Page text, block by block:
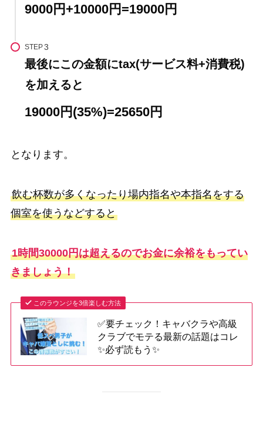
9000円+10000円=19000円
STEP
最後にこの金額にtax(サービス料+消費税)
を加えると
19000円(35%)=25650円
となります。
飲む杯数が多くなったり場内指名や本指名をする
個室を使うなどすると
1時間30000円は超えるのでお金に余裕をもってい
きましょう！
このラウンジを3倍楽しむ方法
✅要チェック！キャバクラや高級
クラブでモテる最新の話題はコレ
✨必ず読もう✨